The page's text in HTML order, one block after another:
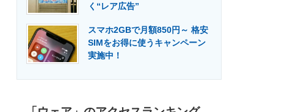
く“レア広告”
スマホ2GBで月額850円～ 格安
SIMをお得に使うキャンペーン
実施中！